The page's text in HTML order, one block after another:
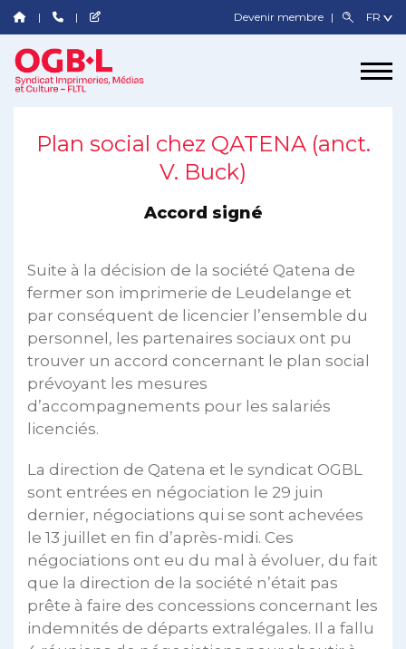
Devenir membre
Plan social chez QATENA (anct.
V. Buck)
Accord signé
Suite à la décision de la société Qatena de
fermer son imprimerie de Leudelange et
par conséquent de licencier l’ensemble du
personnel, les partenaires sociaux ont pu
trouver un accord concernant le plan social
prévoyant les mesures
d’accompagnements pour les salariés
licenciés.
La direction de Qatena et le syndicat OGBL
sont entrées en négociation le 29 juin
dernier, négociations qui se sont achevées
le 13 juillet en fin d’après-midi. Ces
négociations ont eu du mal à évoluer, du fait
que la direction de la société n’était pas
prête à faire des concessions concernant les
indemnités de départs extralégales. Il a fallu